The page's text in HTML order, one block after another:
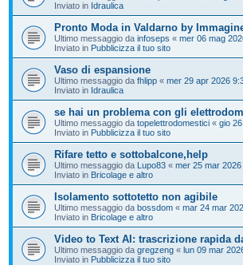
Inviato in Idraulica
Pronto Moda in Valdarno by
Ultimo messaggio da infoseps « mer 06 mag
Inviato in Pubblicizza il tuo sito
Vaso di espansione
Ultimo messaggio da fhlipp « mer 29 apr 2026
Inviato in Idraulica
se hai un problema con gli
Ultimo messaggio da topelettrodomestici « gio
Inviato in Pubblicizza il tuo sito
Rifare tetto e sottobalcone,help
Ultimo messaggio da Lupo83 « mer 25 mar
Inviato in Bricolage e altro
Isolamento sottotetto non agibile
Ultimo messaggio da bossdom « mar 24 mar
Inviato in Bricolage e altro
Video to Text AI: trascrizione rapida
Ultimo messaggio da gregzeng « lun 09 mar
Inviato in Pubblicizza il tuo sito